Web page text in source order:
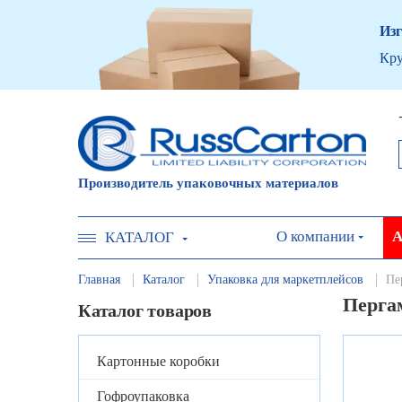
Производитель упаковочных материалов
КАТАЛОГ О компании
Главная Каталог Упаковка для маркетплейсов
Каталог товаров
Картонные коробки
Гофроупаковка